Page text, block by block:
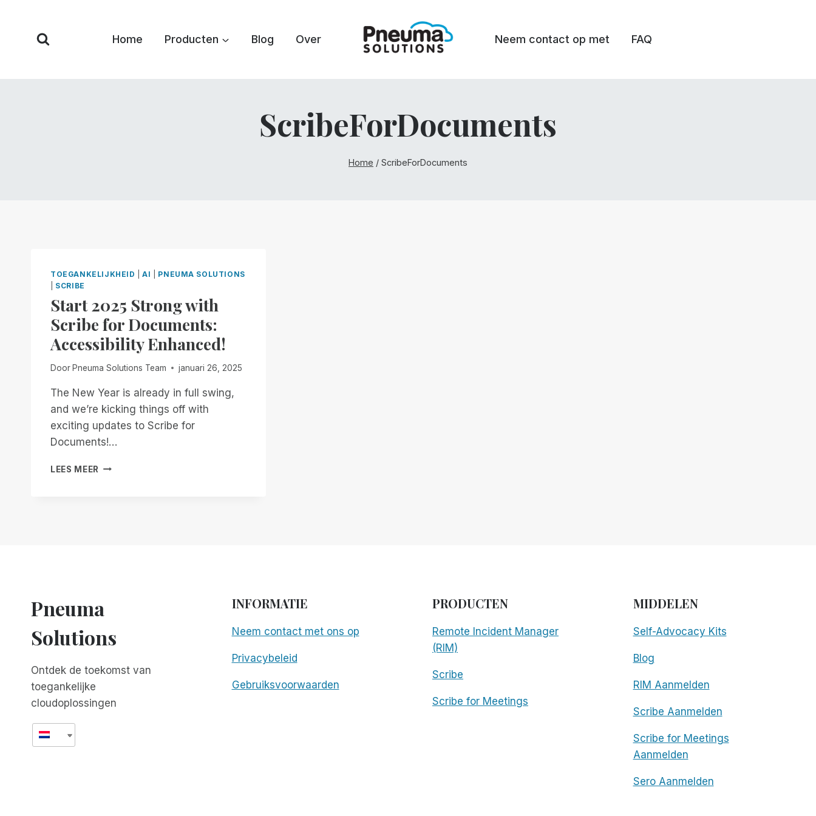
Home Producten Blog Over Neem contact op met FAQ
ScribeForDocuments
Home / ScribeForDocuments
TOEGANKELIJKHEID |AI
PNEUMA SOLUTIONS
SCRIBE
Start 2025 Strong with
Scribe for Documents:
Accessibility Enhanced!
DoorPneuma Solutions Team januari 26, 2025
The New Year is already in full swing,
and we’re kicking things off with
exciting updates to Scribe for
Documents!…
LEES MEER START
Pneuma
Solutions
Ontdek de toekomst van
toegankelijke
cloudoplossingen
INFORMATIE
Neem contact met ons op
Privacybeleid
Gebruiksvoorwaarden
PRODUCTEN
Remote Incident Manager
(RIM)
Scribe
Scribe for Meetings
MIDDELEN
Self-Advocacy Kits
Blog
RIM Aanmelden
Scribe Aanmelden
Scribe for Meetings
Aanmelden
Sero Aanmelden